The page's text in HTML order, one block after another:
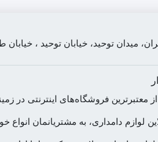
میدان توحید، خیابان توحید ، خیابان طوسی،
از معتبرترین فروشگاه‌های
لوازم دامداری، به مشتریانمان